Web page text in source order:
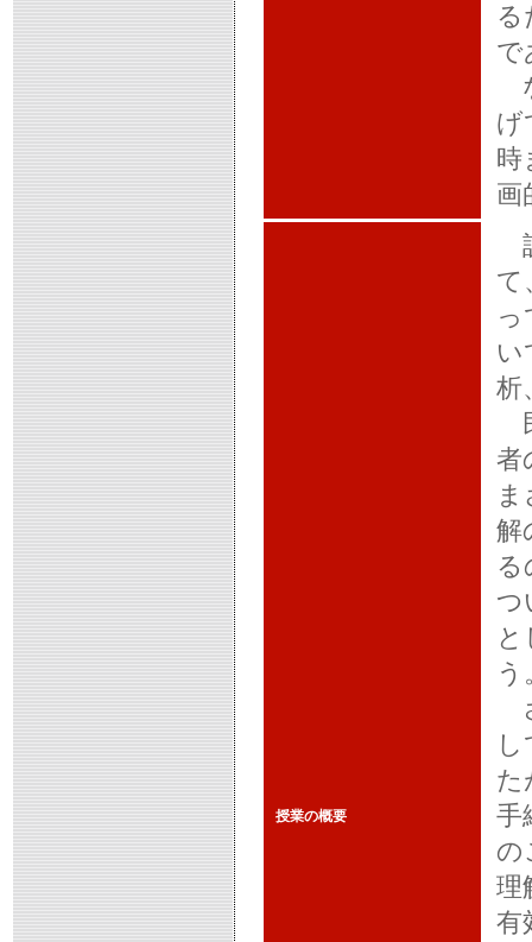
る
で
げ
時
画
授業の概要
て
っ
い
析
者
解
る
つ
う
た
手
の
理
有